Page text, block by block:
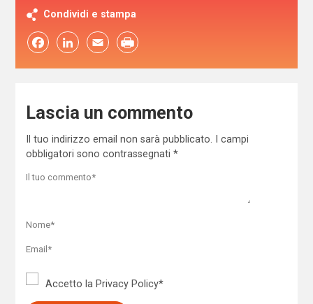
Condividi e stampa
FacebookLinkedIn Email
Lascia un commento
Il tuo indirizzo email non sarà pubblicato.
I campi
obbligatori sono contrassegnati *
Accetto la Privacy Policy*